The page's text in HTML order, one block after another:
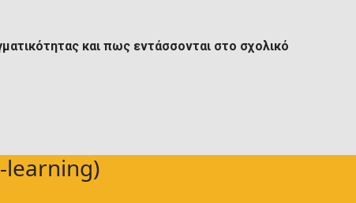
και πως εντάσσονται στο σχολικό
learning)